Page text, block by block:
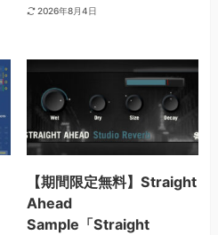
2026年8月4日
【期間限定無料】Straight
Ahead
Sample「Straight